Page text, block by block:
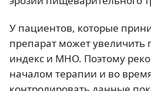
У пациентов, которые
препарат может
индекс и МНО. Поэтому
началом терапии и во